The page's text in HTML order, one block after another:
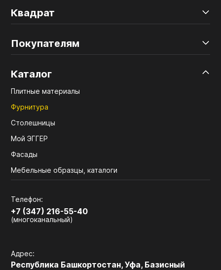
Квадрат
Покупателям
Каталог
Плитные материалы
Фурнитура
Столешницы
Мой ЭГГЕР
Фасады
Мебельные образцы, каталоги
Телефон:
+7 (347) 216-55-40
(многоканальный)
Адрес:
Республика Башкортостан, Уфа, Базисный